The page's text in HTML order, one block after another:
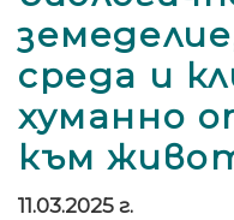
среда и
хуманно
към
11.03.2025 г.